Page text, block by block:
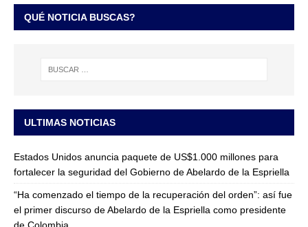
QUÉ NOTICIA BUSCAS?
ULTIMAS NOTICIAS
Estados Unidos anuncia paquete de US$1.000 millones para
fortalecer la seguridad del Gobierno de Abelardo de la Espriella
“Ha comenzado el tiempo de la recuperación del orden”: así fue
el primer discurso de Abelardo de la Espriella como presidente
de Colombia